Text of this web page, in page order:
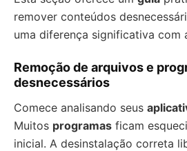
remover conteúdos
uma diferença significativa com
Remoção de arquivos e
desnecessários
Comece analisando seus
Muitos programas ficam
inicial. A desinstalação correta